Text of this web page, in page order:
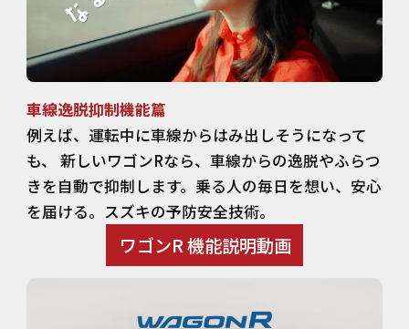
車線逸脱抑制機能篇
例えば、運転中に車線からはみ出しそうになって
も、 新しいワゴンRなら、車線からの逸脱やふらつ
きを自動で抑制します。乗る人の毎日を想い、安心
を届ける。スズキの予防安全技術。
ワゴンR 機能説明動画